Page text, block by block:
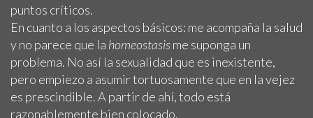
puntos críticos.
En cuanto a los aspectos básicos: me acompaña la salud
y no parece que la homeostasisme suponga un
problema. No así la sexualidad que es inexistente,
pero empiezo a asumir tortuosamente que en la vejez
es prescindible. A partir de ahí, todo está
razonablemente bien colocado.